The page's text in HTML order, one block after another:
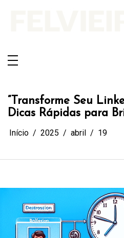
“Transforme Seu
Dicas Rápidas para
Início 2025 abril 19